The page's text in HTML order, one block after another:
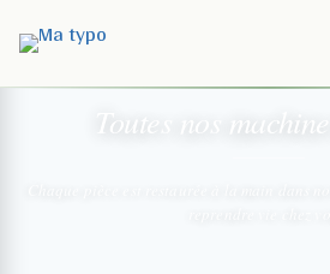
Toutes nos machines